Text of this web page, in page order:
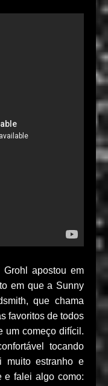
Grohl apostou em
em que a Sunny
que chama
favoritos de todos
um começo difícil.
tocando
muito estranho e
e falei algo como: